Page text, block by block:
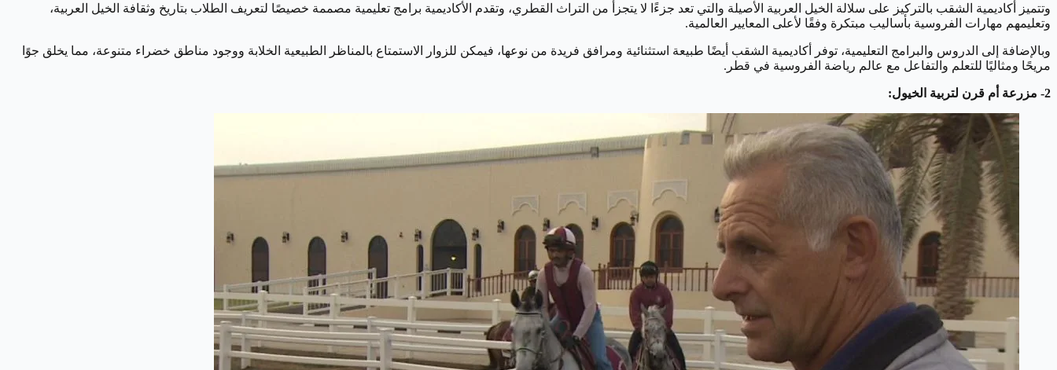
وتتميز أكاديمية الشقب بالتركيز على سلالة الخيل العربية الأصيلة والتي تعد جزءًا لا يتجزأ من التراث القطري، وتقدم الأكاديمية برامج تعليمية مصممة خصيصًا لتعريف الطلاب بتاريخ وثقافة الخيل العربية،
وتعليمهم مهارات الفروسية بأساليب مبتكرة وفقًا لأعلى المعايير العالمية.
وبالإضافة إلى الدروس والبرامج التعليمية، توفر أكاديمية الشقب أيضًا طبيعة استثنائية ومرافق فريدة من نوعها، فيمكن للزوار الاستمتاع بالمناظر الطبيعية الخلابة ووجود مناطق خضراء متنوعة، مما يخلق جوًا
مريحًا ومثاليًا للتعلم والتفاعل مع عالم رياضة الفروسية في قطر.
2- مزرعة أم قرن لتربية الخيول: